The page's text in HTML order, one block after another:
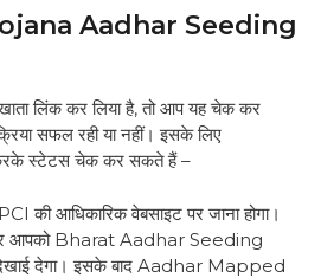
Aadhar Seeding
लिंक कर लिया है, तो आप यह चेक कर
सफल रही या नहीं। इसके लिए
करके स्टेटस चेक कर सकते हैं –
की आधिकारिक वेबसाइट पर जाना होगा।
आपको Bharat Aadhar Seeding
देगा। इसके बाद Aadhar Mapped